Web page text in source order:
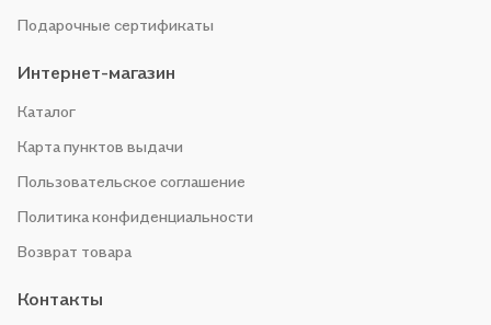
Подарочные сертификаты
Интернет-магазин
Каталог
Карта пунктов выдачи
Пользовательское соглашение
Политика конфиденциальности
Возврат товара
Контакты